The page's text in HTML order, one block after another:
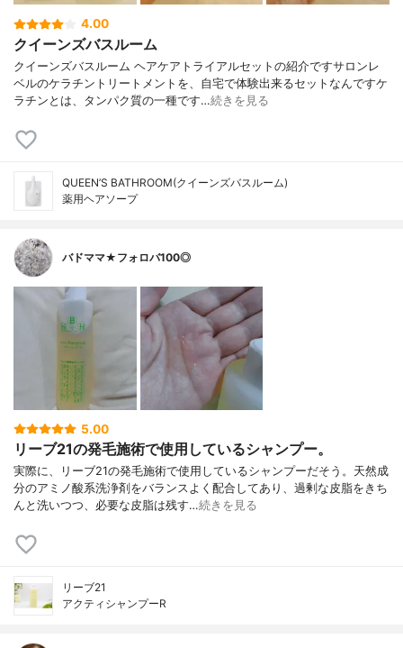
4.00
クイーンズバスルーム
クイーンズバスルーム ヘアケアトライアルセットの紹介ですサロンレ
ベルのケラチントリートメントを、自宅で体験出来るセットなんですケ
ラチンとは、タンパク質の一種です…続きを見る
QUEEN’S BATHROOM(クイーンズバスルーム)
薬用ヘアソープ
バドママ★フォロバ100◎
5.00
リーブ21の発毛施術で使用しているシャンプー。
実際に、リーブ21の発毛施術で使用しているシャンプーだそう。天然成
分のアミノ酸系洗浄剤をバランスよく配合してあり、過剰な皮脂をきち
んと洗いつつ、必要な皮脂は残す…続きを見る
リーブ21
アクティシャンプーR